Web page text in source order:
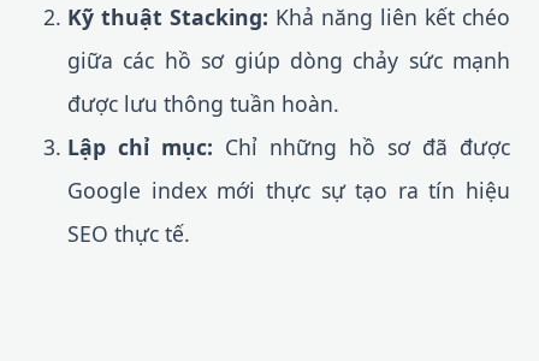
Kỹ thuật Stacking: Khả năng liên kết chéo
giữa các hồ sơ giúp dòng chảy sức mạnh
được lưu thông tuần hoàn.
Lập chỉ mục: Chỉ những hồ sơ đã được
Google index mới thực sự tạo ra tín hiệu
SEO thực tế.